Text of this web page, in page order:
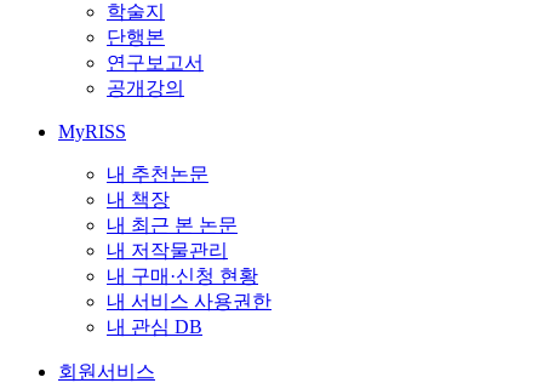
학술지
단행본
연구보고서
공개강의
MyRISS
내 추천논문
내 책장
내 최근 본 논문
내 저작물관리
내 구매·신청 현황
내 서비스 사용권한
내 관심 DB
회원서비스